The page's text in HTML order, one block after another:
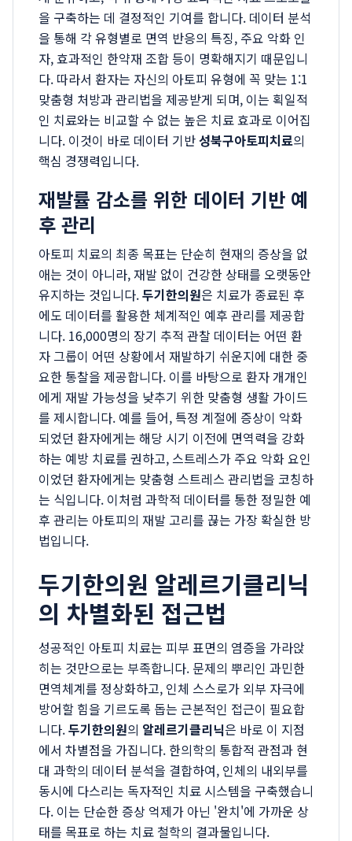
을 구축하는 데 결정적인 기여를 합니다. 데이터 분석
을 통해 각 유형별로 면역 반응의 특징, 주요 악화 인
자, 효과적인 한약재 조합 등이 명확해지기 때문입니
다. 따라서 환자는 자신의 아토피 유형에 꼭 맞는 1:1
맞춤형 처방과 관리법을 제공받게 되며, 이는 획일적
인 치료와는 비교할 수 없는 높은 치료 효과로 이어집
니다. 이것이 바로 데이터 기반성북구아토피치료의
핵심 경쟁력입니다.
재발률 감소를 위한 데이터 기반 예
후 관리
아토피 치료의 최종 목표는 단순히 현재의 증상을 없
애는 것이 아니라, 재발 없이 건강한 상태를 오랫동안
유지하는 것입니다.두기한의원은 치료가 종료된 후
에도 데이터를 활용한 체계적인 예후 관리를 제공합
니다. 16,000명의 장기 추적 관찰 데이터는 어떤 환
자 그룹이 어떤 상황에서 재발하기 쉬운지에 대한 중
요한 통찰을 제공합니다. 이를 바탕으로 환자 개개인
에게 재발 가능성을 낮추기 위한 맞춤형 생활 가이드
를 제시합니다. 예를 들어, 특정 계절에 증상이 악화
되었던 환자에게는 해당 시기 이전에 면역력을 강화
하는 예방 치료를 권하고, 스트레스가 주요 악화 요인
이었던 환자에게는 맞춤형 스트레스 관리법을 코칭하
는 식입니다. 이처럼 과학적 데이터를 통한 정밀한 예
후 관리는 아토피의 재발 고리를 끊는 가장 확실한 방
법입니다.
두기한의원 알레르기클리닉
의 차별화된 접근법
성공적인 아토피 치료는 피부 표면의 염증을 가라앉
히는 것만으로는 부족합니다. 문제의 뿌리인 과민한
면역체계를 정상화하고, 인체 스스로가 외부 자극에
방어할 힘을 기르도록 돕는 근본적인 접근이 필요합
니다.두기한의원의 알레르기클리닉은 바로 이 지점
에서 차별점을 가집니다. 한의학의 통합적 관점과 현
대 과학의 데이터 분석을 결합하여, 인체의 내외부를
동시에 다스리는 독자적인 치료 시스템을 구축했습니
다. 이는 단순한 증상 억제가 아닌 '완치'에 가까운 상
태를 목표로 하는 치료 철학의 결과물입니다.